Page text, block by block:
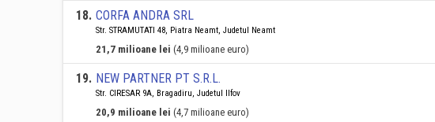
18. CORFA ANDRA SRL
Str. STRAMUTATI 48, Piatra Neamt, Judetul Neamt
21,7 milioane lei (4,9 milioane euro)
19. NEW PARTNER PT S.R.L.
Str. CIRESAR 9A, Bragadiru, Judetul Ilfov
20,9 milioane lei (4,7 milioane euro)